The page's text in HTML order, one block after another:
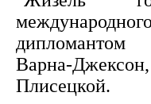
дипломантом
Варна-
Плисецкой.